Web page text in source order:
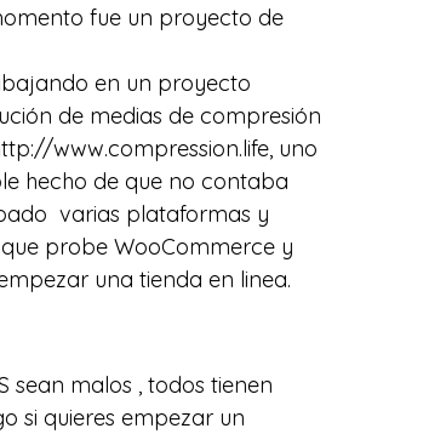
fue un proyecto de
en un proyecto
de medias de compresión
www.compression.life, uno
hecho de que no contaba
varias plataformas y
probe WooCommerce y
una tienda en linea.
sean malos , todos tienen
si quieres empezar un